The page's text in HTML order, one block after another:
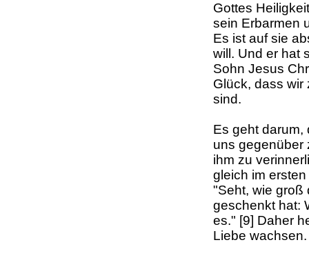
Gottes
sein Erbarmen
Es ist auf sie
will. Und er hat
Sohn Jesus
Glück, dass wir
sind.
Es geht darum,
uns gegenüber
ihm zu
gleich im
"Seht, wie groß
geschenkt hat:
es." [9] Daher
Liebe